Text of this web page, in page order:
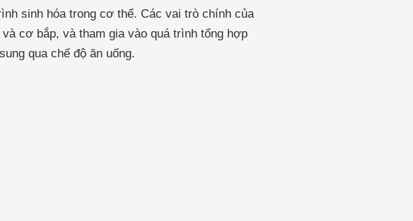
sinh hóa trong cơ thể. Các vai trò chính của
cơ bắp, và tham gia vào quá trình tổng hợp
qua chế độ ăn uống.